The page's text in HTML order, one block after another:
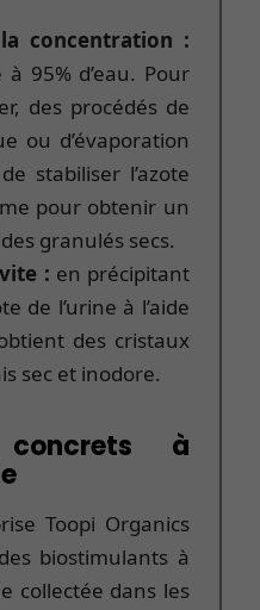
concentration :
à 95% d’eau. Pour
des procédés de
ou d’évaporation
stabiliser l’azote
pour obtenir un
granulés secs.
: en précipitant
de l’urine à l’aide
des cristaux
sec et inodore.
à
Toopi Organics
biostimulants à
collectée dans les